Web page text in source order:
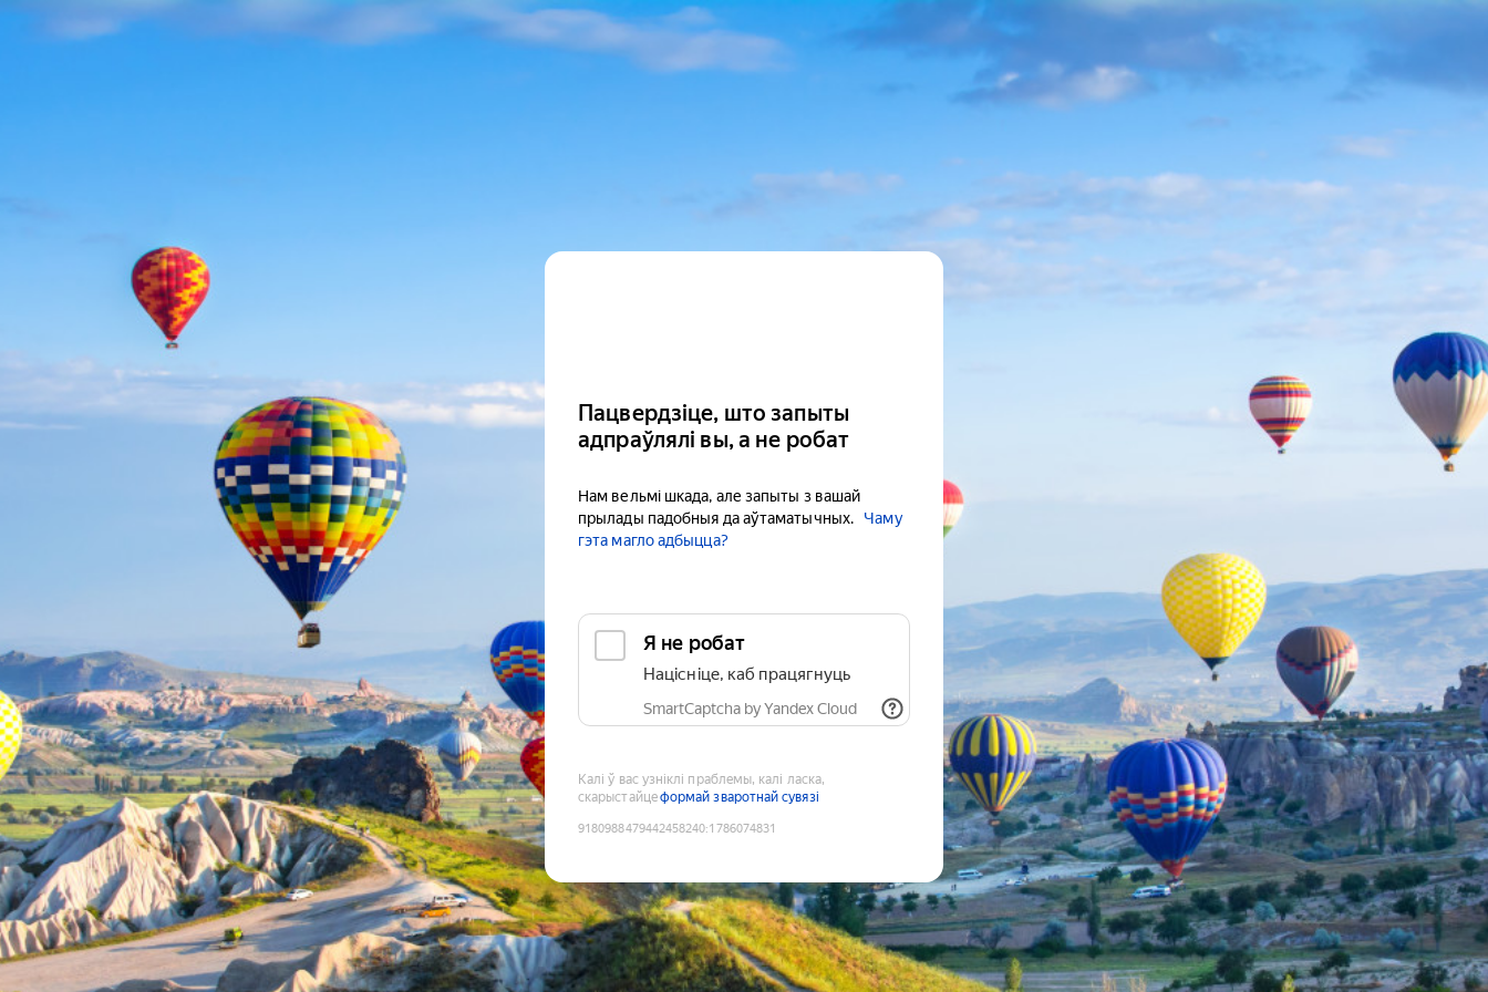
Пацвердзіце, што запыты
адпраўлялі вы, а не робат
Нам вельмі шкада, але запыты з вашай
прылады падобныя да аўтаматычных.
Чаму
гэта магло адбыцца?
Я не робат
Націсніце, каб працягнуць
SmartCaptcha by Yandex Cloud
Калі ў вас узніклі праблемы, калі ласка,
скарыстайцеформай зваротнай сувязі
9180988479442458240:1786074831